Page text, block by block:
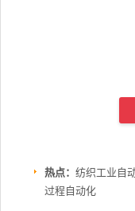
热点： 纺织工业自
过程自动化